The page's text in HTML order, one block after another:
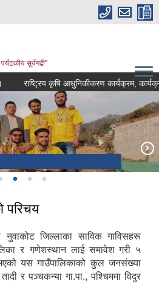
सूर्यगढी”
राष्ट्रिय कृषि आधुनिकीकरण कार्यक्रम, कार्यक्रम
परिचय
नुवाकोट जिल्लाका साविक गाविसहरू
र गणेशस्थान लाई समावेश गरी ५
यस गाउँपालिकाको कुल जनसंख्या
र पञ्चकन्या गा.पा., पश्चिममा विदुर